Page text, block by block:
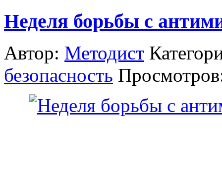
Неделя борьбы с
Автор: Методист
безопасность